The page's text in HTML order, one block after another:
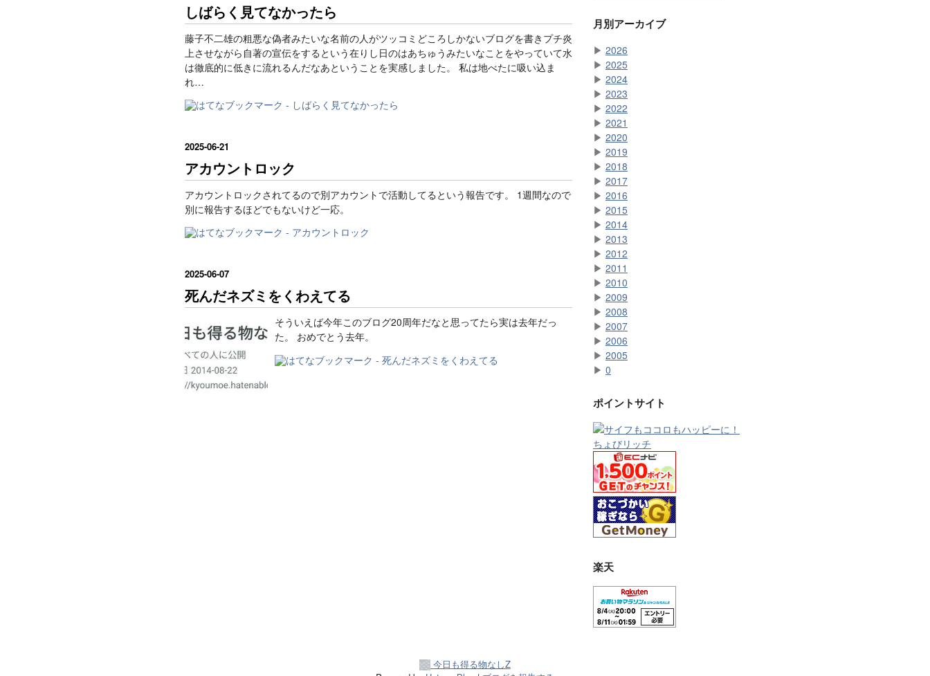
しばらく見てなかったら
藤子不二雄の粗悪な偽者みたいな名前の人がツッコミどころしかないブログを書きプチ炎
上させながら自著の宣伝をするという在りし日のはあちゅうみたいなことをやっていて水
は徹底的に低きに流れるんだなあということを実感しました。 私は地べたに吸い込ま
れ…
2025-06-21
アカウントロック
アカウントロックされてるので別アカウントで活動してるという報告です。 1週間なので
別に報告するほどでもないけど一応。
2025-06-07
死んだネズミをくわえてる
そういえば今年このブログ20周年だなと思ってたら実は去年だっ
た。 おめでとう去年。
月別アーカイブ
▶ 2026
▶ 2025
▶ 2024
▶ 2023
▶ 2022
▶ 2021
▶ 2020
▶ 2019
▶ 2018
▶ 2017
▶ 2016
▶ 2015
▶ 2014
▶ 2013
▶ 2012
▶ 2011
▶ 2010
▶ 2009
▶ 2008
▶ 2007
▶ 2006
▶ 2005
▶ 0
ポイントサイト
楽天
今日も得る物なしZ